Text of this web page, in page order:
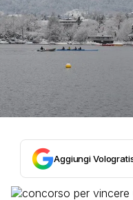
Aggiungi